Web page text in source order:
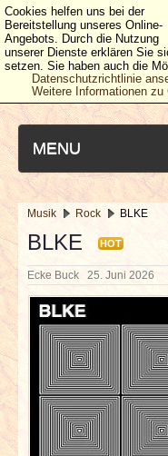
MENU
NEUESTE
NEWS & DATES
BERICHTE
VERLOSUNGEN
INTERVIEWS
Musik Rock BLKE
BLKE HOT
Ecke Buck 25. Juni 2026
Cookies helfen uns bei der
Bereitstellung unseres Online-
Angebots. Durch die Nutzung
unserer Dienste erklären Sie
setzen. Sie haben auch die
Datenschutzrichtlinie
Weitere Informationen